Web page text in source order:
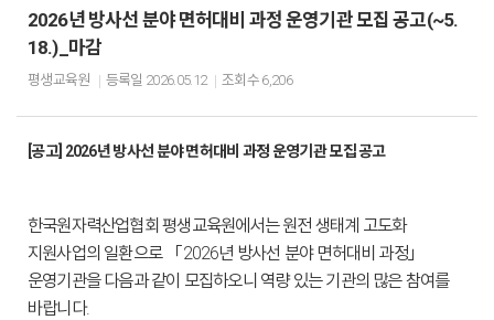
2026년 방사선 분야 면허대비 과정 운영기관 모집 공고(~5.
18.)_마감
평생교육원 등록일 2026.05.12 조회수 6,206
[공고] 2026년 방사선 분야 면허대비 과정 운영기관 모집 공고
한국원자력산업협회 평생교육원에서는 원전 생태계 고도화
지원사업의 일환으로 「2026년 방사선 분야 면허대비 과정」
운영기관을 다음과 같이 모집하오니 역량 있는 기관의 많은 참여를
바랍니다.